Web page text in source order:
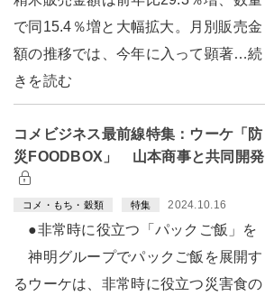
で同15.4％増と大幅拡大。月別販売金
額の推移では、今年に入って顕著…続
きを読む
コメビジネス最前線特集：ウーケ「防
災FOODBOX」 山本商事と共同開発
コメ・もち・穀類 特集 2024.10.16
●非常時に役立つ「パックご飯」を
神明グループでパックご飯を展開す
るウーケは、非常時に役立つ災害食の